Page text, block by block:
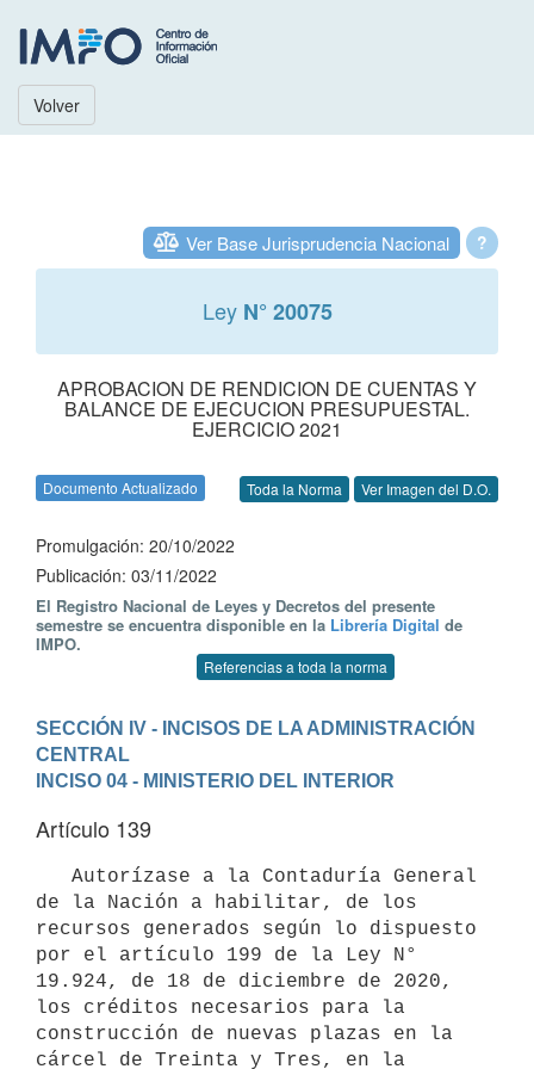
Volver
?
Ver Base Jurisprudencia Nacional
Ley N° 20075
APROBACION DE RENDICION DE CUENTAS Y
BALANCE DE EJECUCION PRESUPUESTAL.
EJERCICIO 2021
Documento Actualizado Toda la Norma Ver Imagen del D.O.
Promulgación: 20/10/2022
Publicación: 03/11/2022
El Registro Nacional de Leyes y Decretos del presente
semestre se encuentra disponible en la Librería Digital de
IMPO.
Referencias a toda la norma
SECCIÓN IV - INCISOS DE LA ADMINISTRACIÓN
CENTRAL
INCISO 04 - MINISTERIO DEL INTERIOR
Artículo 139
de la Nación a habilitar, de los
recursos generados según lo dispuesto
por el artículo 199 de la Ley N°
19.924, de 18 de diciembre de 2020,
los créditos necesarios para la
construcción de nuevas plazas en la
cárcel de Treinta y Tres, en la